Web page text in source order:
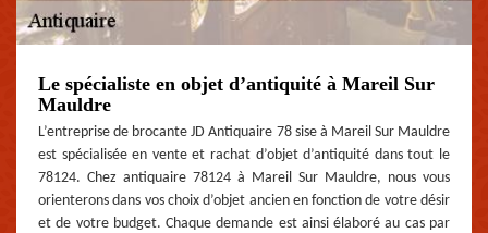
Le spécialiste en objet d’antiquité à Mareil Sur
Mauldre
L’entreprise de brocante JD Antiquaire 78 sise à Mareil Sur Mauldre
est spécialisée en vente et rachat d’objet d’antiquité dans tout le
78124. Chez antiquaire 78124 à Mareil Sur Mauldre, nous vous
orienterons dans vos choix d’objet ancien en fonction de votre désir
et de votre budget. Chaque demande est ainsi élaboré au cas par